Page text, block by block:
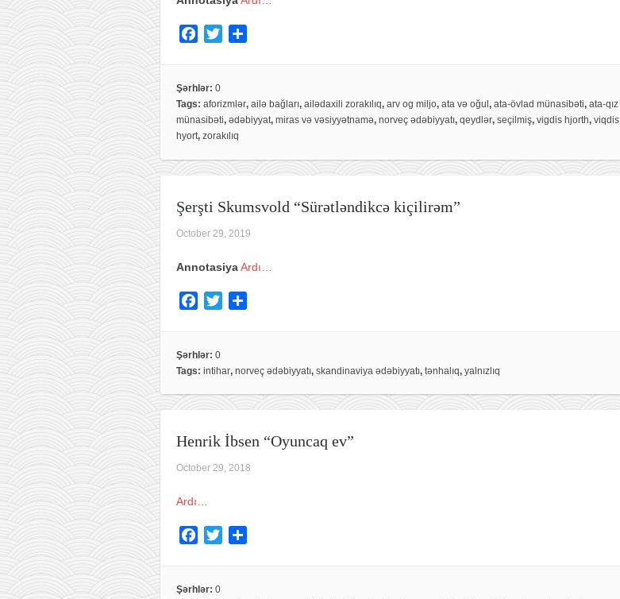
e
b
o
o
k
t
e
r
e
Şərhlər: 0
Tags: aforizmlər, ailə bağları, ailədaxili zorakılıq, arv og miljo, ata və oğul , ata-övlad münasibəti, ata-qız
münasibəti, ədəbiyyat, miras və vəsiyyətnamə, norveç ədəbiyyatı, qeydlər, seçilmiş, vigdis hjorth, viqdis
hyort, zorakılıq
Şerşti Skumsvold “Sürətləndikcə kiçilirəm”
October 29, 2019
AnnotasiyaArdı…
e
b
o
o
t
e
r
e
Şərhlər: 0
Tags: intihar, norveç ədəbiyyatı, skandinaviya ədəbiyyatı, tənhalıq, yalnızlıq
Henrik İbsen “Oyuncaq ev”
October 29, 2018
Ardı…
e
Şərhlər: 0